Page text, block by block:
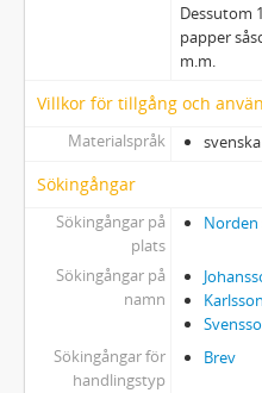
Dessutom
papper
m.m.
Villkor för tillgång och
Materialspråk svenska
Sökingångar
Sökingångar på
plats
Norden
Sökingångar på
namn
Sökingångar för
handlingstyp
Brev